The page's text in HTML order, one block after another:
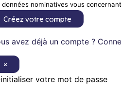
données nominatives vous
Créez votre compte
avez déjà un compte ?
×
votre mot de passe